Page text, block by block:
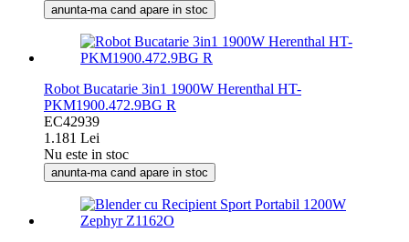
anunta-ma cand apare in stoc
Robot Bucatarie 3in1 1900W Herenthal HT-
PKM1900.472.9BG R
EC42939
1.181 Lei
Nu este in stoc
anunta-ma cand apare in stoc